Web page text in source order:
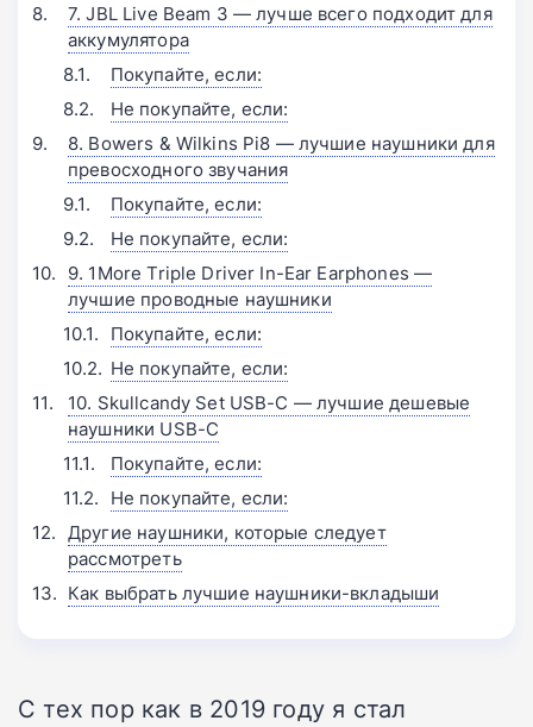
7. JBL Live Beam 3 — лучше всего подходит для
аккумулятора
Покупайте, если:
Не покупайте, если:
8. Bowers & Wilkins Pi8 — лучшие наушники для
превосходного звучания
Покупайте, если:
Не покупайте, если:
9. 1More Triple Driver In-Ear Earphones —
лучшие проводные наушники
Покупайте, если:
Не покупайте, если:
10. Skullcandy Set USB-C — лучшие дешевые
наушники USB-C
Покупайте, если:
Не покупайте, если:
Другие наушники, которые следует
рассмотреть
Как выбрать лучшие наушники-вкладыши
С тех пор как в 2019 году я стал